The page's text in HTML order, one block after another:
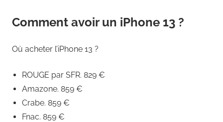
Comment avoir un iPhone 13 ?
Où acheter l’iPhone 13 ?
ROUGE par SFR. 829 €
Amazone. 859 €
Crabe. 859 €
Fnac. 859 €